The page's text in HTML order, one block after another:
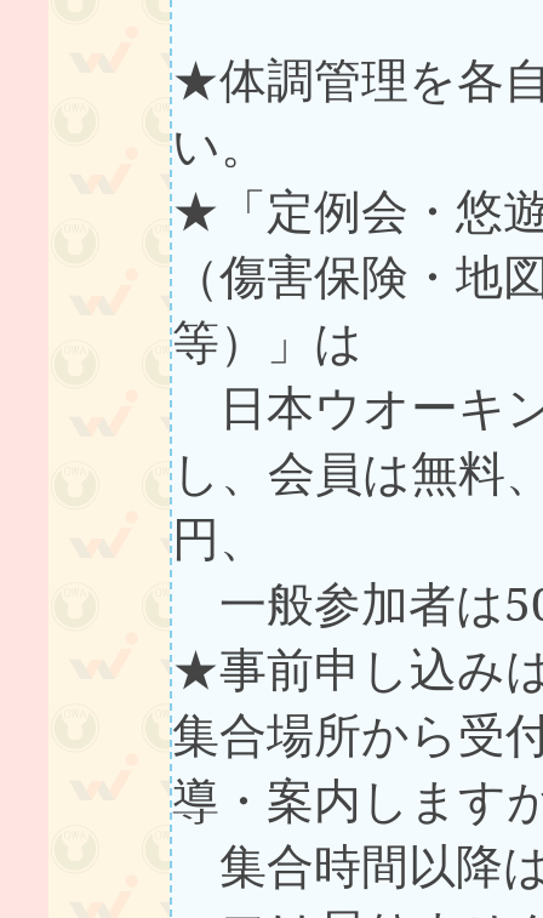
★体調管理を各
い。
★「定例会・悠
（傷害保険・地
等）」は
日本ウオーキ
し、会員は無料
円、
一般参加者は
★事前申し込み
集合場所から受
導・案内します
集合時間以降